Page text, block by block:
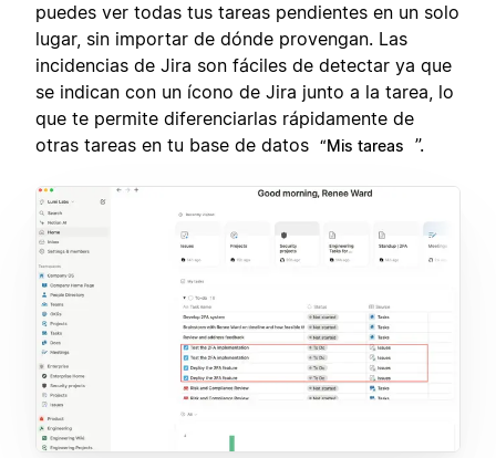
puedes ver todas tus tareas pendientes en un solo
lugar, sin importar de dónde provengan. Las
incidencias de Jira son fáciles de detectar ya que
se indican con un ícono de Jira junto a la tarea, lo
que te permite diferenciarlas rápidamente de
otras tareas en tu base de datos “Mis tareas ”.